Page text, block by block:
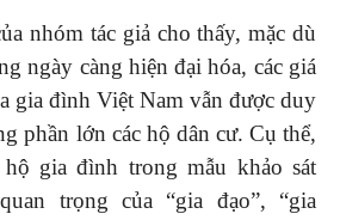
nhóm tác giả cho thấy, mặc dù
ngày càng hiện đại hóa, các giá
gia đình Việt Nam vẫn được duy
phần lớn các hộ dân cư. Cụ thể,
gia đình trong mẫu khảo sát
trọng của “gia đạo”, “gia